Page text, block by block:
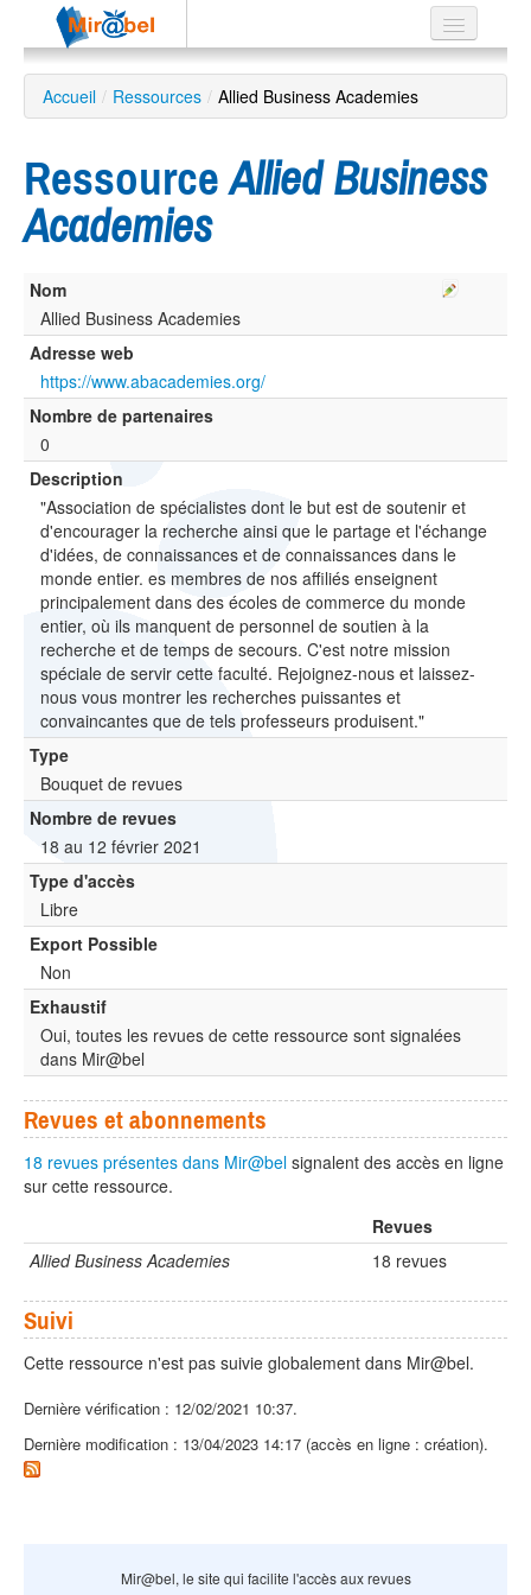
Le réseau
Soutien
Recherche
avancée
EN
ES
?
Accueil / Ressources / Allied Business Academies
RessourceAllied Business
Academies
Nom
Allied Business Academies
Adresse web
https://www.abacademies.org/
Nombre de partenaires
0
Description
"Association de spécialistes dont le but est de soutenir et
d'encourager la recherche ainsi que le partage et l'échange
d'idées, de connaissances et de connaissances dans le
monde entier. es membres de nos affiliés enseignent
principalement dans des écoles de commerce du monde
entier, où ils manquent de personnel de soutien à la
recherche et de temps de secours. C'est notre mission
spéciale de servir cette faculté. Rejoignez-nous et laissez-
nous vous montrer les recherches puissantes et
convaincantes que de tels professeurs produisent."
Type
Bouquet de revues
Nombre de revues
18 au 12 février 2021
Type d'accès
Libre
Export Possible
Non
Exhaustif
Oui, toutes les revues de cette ressource sont signalées
dans Mir@bel
Revues et abonnements
18 revues présentes dans Mir@bel signalent des accès en ligne
sur cette ressource.
Revues
Allied Business Academies
18 revues
Suivi
Cette ressource n'est pas suivie globalement dans Mir@bel.
Dernière vérification : 12/02/2021 10:37.
Dernière modification : 13/04/2023 14:17 (accès en ligne : création).
Mir@bel, le site qui facilite l'accès aux revues